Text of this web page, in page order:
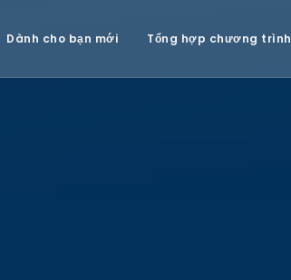
Dành cho bạn mới Tổng hợp chương trình